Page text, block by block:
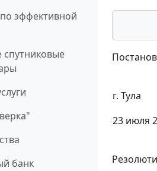
эффективной
спутниковые
банк
г. Тула
23 июля